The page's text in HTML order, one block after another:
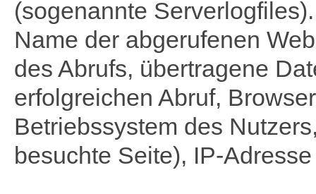
(sogenannte
Name der abgerufenen
des Abrufs, übertragene
erfolgreichen Abruf,
Betriebssystem des
besuchte Seite), IP-